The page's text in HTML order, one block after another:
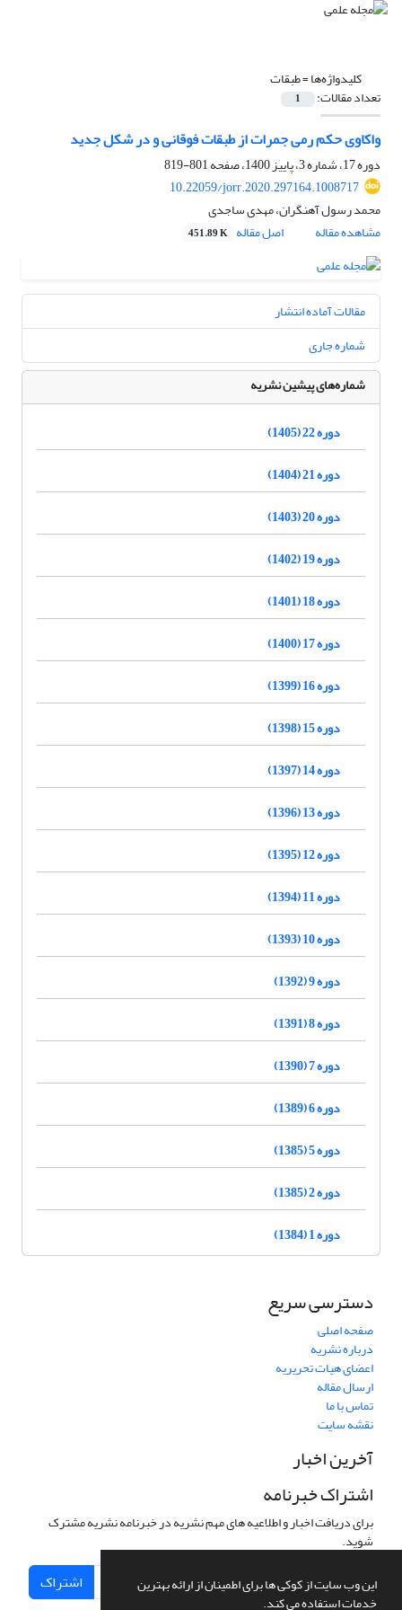
این وب سایت از کوکی ها برای اطمینان از ارائه بهترین
خدمات استفاده می کند.
کلیدواژه‌ها =طبقات
تعداد مقالات: 1
واکاوی حکم رمی جمرات از طبقات فوقانی و در شکل جدید
دوره 17، شماره 3، پاییز 1400، صفحه
801-819
10.22059/jorr.2020.297164.1008717
محمد رسول آهنگران، مهدی ساجدی
مشاهده مقاله
اصل مقاله 451.89 K
مقالات آماده انتشار
شماره جاری
شماره‌های پیشین نشریه
دوره 22 (1405)
دوره 21 (1404)
دوره 20 (1403)
دوره 19 (1402)
دوره 18 (1401)
دوره 17 (1400)
دوره 16 (1399)
دوره 15 (1398)
دوره 14 (1397)
دوره 13 (1396)
دوره 12 (1395)
دوره 11 (1394)
دوره 10 (1393)
دوره 9 (1392)
دوره 8 (1391)
دوره 7 (1390)
دوره 6 (1389)
دوره 5 (1385)
دوره 2 (1385)
دوره 1 (1384)
دسترسی سریع
صفحه اصلی
درباره نشریه
اعضای هیات تحریریه
ارسال مقاله
تماس با ما
نقشه سایت
آخرین اخبار
اشتراک خبرنامه
برای دریافت اخبار و اطلاعیه های مهم نشریه در خبرنامه نشریه مشترک
شوید.
اشتراک